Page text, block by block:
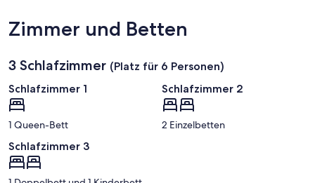
Zimmer und Betten
3 Schlafzimmer (Platz für 6 Personen)
Schlafzimmer 1
1 Queen-Bett
Schlafzimmer 2
2 Einzelbetten
Schlafzimmer 3